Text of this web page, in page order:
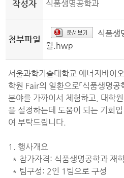
작성자 식품생명공학과
첨부파일
식품생
월.hwp
서울과학기술대학교 에너지바이
학원 Fair의 일환으로「식품생명
분야를 가까이서 체험하고, 대학
을 설정하는데 도움이 되는 기회
여 부탁드립니다.
1. 행사개요
* 참가자격: 식품생명공학과 재
* 팀구성: 2인 1팀으로 구성